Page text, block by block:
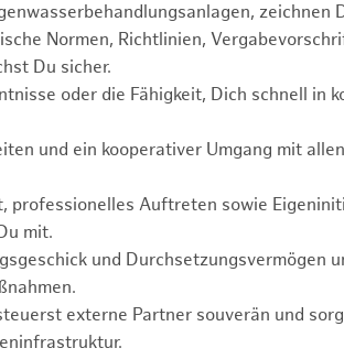
zeichnen
Normen, Richtlinien,
Du sicher.
oder die Fähigkeit, Dich schnell in
und ein kooperativer Umgang mit
professionelles Auftreten sowie
mit.
und Durchsetzungsvermögen
externe Partner souverän und